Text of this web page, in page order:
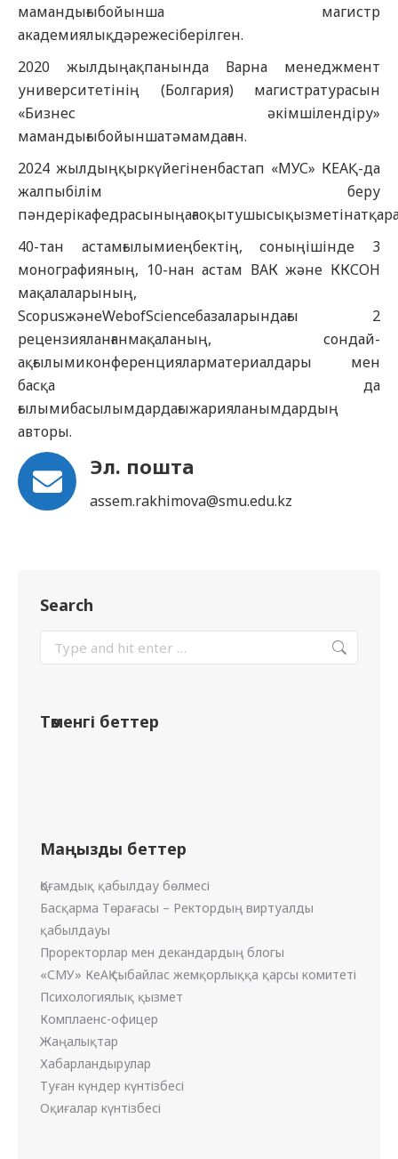
мамандығыбойынша магистр
академиялықдәрежесіберілген.
2020 жылдыңақпанында Варна менеджмент
университетінің (Болгария) магистратурасын
«Бизнес әкімшілендіру»
мамандығыбойыншатәмамдаған.
2024 жылдыңқыркүйегіненбастап «МУС» КЕАҚ-да
жалпыбілім беру
40-тан астамғылымиеңбектің, соныңішінде 3
монографияның, 10-нан астам ВАК және ККСОН
мақалаларының,
ScopusжәнеWebofScienceбазаларындағы 2
рецензияланғанмақаланың, сондай-
ақғылымиконференцияларматериалдары мен
басқа да
ғылымибасылымдардағыжарияланымдардың
авторы.
Эл. пошта
assem.rakhimova@smu.edu.kz
Search
Төменгі беттер
Маңызды беттер
Қоғамдық қабылдау бөлмесі
Басқарма Төрағасы – Ректордың виртуалды
қабылдауы
Проректорлар мен декандардың блогы
«СМУ» КеАҚ сыбайлас жемқорлыққа қарсы комитеті
Психологиялық қызмет
Комплаенс-офицер
Жаңалықтар
Хабарландырулар
Туған күндер күнтізбесі
Оқиғалар күнтізбесі